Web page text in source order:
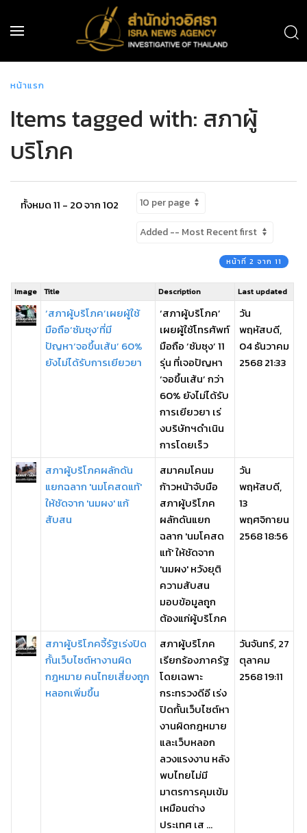
หน้าแรก
Items tagged with: สภาผู้
บริโภค
ทั้งหมด 11 - 20 จาก 102
หน้าที่ 2 จาก 11
Image Title Description Last updated
‘สภาผู้บริโภค’เผยผู้ใช้
มือถือ‘ซัมซุง’ที่มี
ปัญหา‘จอขึ้นเส้น’ 60%
ยังไม่ได้รับการเยียวยา
‘สภาผู้บริโภค’
เผยผู้ใช้โทรศัพท์
มือถือ ‘ซัมซุง’ 11
รุ่น ที่เจอปัญหา
‘จอขึ้นเส้น’ กว่า
60% ยังไม่ได้รับ
การเยียวยา เร่
งบริษัทฯดำเนิน
การโดยเร็ว
วัน
พฤหัสบดี,
04 ธันวาคม
2568 21:33
สภาผู้บริโภคผลักดัน
แยกฉลาก 'นมโคสดแท้'
ให้ชัดจาก 'นมผง' แก้
สับสน
สมาคมโคนม
ก้าวหน้าจับมือ
สภาผู้บริโภค
ผลักดันแยก
ฉลาก 'นมโคสด
แท้' ให้ชัดจาก
'นมผง' หวังยุติ
ความสับสน
มอบข้อมูลถูก
ต้องแก่ผู้บริโภค
วัน
พฤหัสบดี,
13
พฤศจิกายน
2568 18:56
สภาผู้บริโภคจี้รัฐเร่งปิด
กั้นเว็บไซต์หางานผิด
กฎหมาย คนไทยเสี่ยงถูก
หลอกเพิ่มขึ้น
สภาผู้บริโภค
เรียกร้องภาครัฐ
โดยเฉพาะ
กระทรวงดีอี เร่ง
ปิดกั้นเว็บไซต์หา
งานผิดกฎหมาย
และเว็บหลอก
ลวงแรงงาน หลัง
พบไทยไม่มี
มาตรการคุมเข้ม
เหมือนต่าง
ประเทศ เส ...
วันจันทร์, 27
ตุลาคม
2568 19:11